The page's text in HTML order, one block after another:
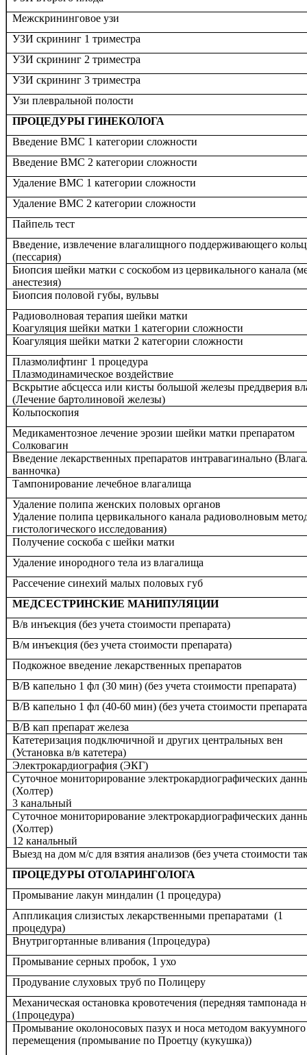
Межскрининговое узи
УЗИ скрининг 1 триместра
УЗИ скрининг 2 триместра
УЗИ скрининг 3 триместра
Узи плевральной полости
ПРОЦЕДУРЫ ГИНЕКОЛОГА
Введение ВМС 1 категории сложности
Введение ВМС 2 категории сложности
Удаление ВМС 1 категории сложности
Удаление ВМС 2 категории сложности
Пайпель тест
Введение, извлечение влагалищного поддерживающего
(пессария)
Биопсия шейки матки с соскобом из цервикального канала
анестезия)
Биопсия половой губы, вульвы
Радиоволновая терапия шейки матки
Коагуляция шейки матки 1 категории сложности
Коагуляция шейки матки 2 категории сложности
Плазмолифтинг 1 процедура
Плазмодинамическое воздействие
Вскрытие абсцесса или кисты большой железы преддверия
(Лечение бартолиновой железы)
Кольпоскопия
Медикаментозное лечение эрозии шейки матки препаратом
Солковагин
Введение лекарственных препаратов интравагинально
ванночка)
Тампонирование лечебное влагалища
Удаление полипа женских половых органов
Удаление полипа цервикального канала радиоволновым
гистологического исследования)
Получение соскоба с шейки матки
Удаление инородного тела из влагалища
Рассечение синехий малых половых губ
МЕДСЕСТРИНСКИЕ МАНИПУЛЯЦИИ
В/в инъекция (без учета стоимости препарата)
В/м инъекция (без учета стоимости препарата)
Подкожное введение лекарственных препаратов
В/В капельно 1 фл (30 мин) (без учета стоимости препарата)
В/В капельно 1 фл (40-60 мин) (без учета стоимости
В/В кап препарат железа
Катетеризация подключичной и других центральных вен
(Установка в/в катетера)
Электрокардиография (ЭКГ)
Суточное мониторирование электрокардиографических
(Холтер)
3 канальный
Суточное мониторирование электрокардиографических
(Холтер)
12 канальный
Выезд на дом м/с для взятия анализов (без учета стоимости
ПРОЦЕДУРЫ ОТОЛАРИНГОЛОГА
Промывание лакун миндалин (1 процедура)
Аппликация слизистых лекарственными препаратами (1
процедура)
Внутригортанные вливания
Промывание серных пробок, 1 ухо
Продувание слуховых труб по Полицеру
Механическая остановка кровотечения (передняя тампонада
(1процедура)
Промывание околоносовых пазух и носа методом вакуумного
перемещения (промывание по Проетцу (кукушка))